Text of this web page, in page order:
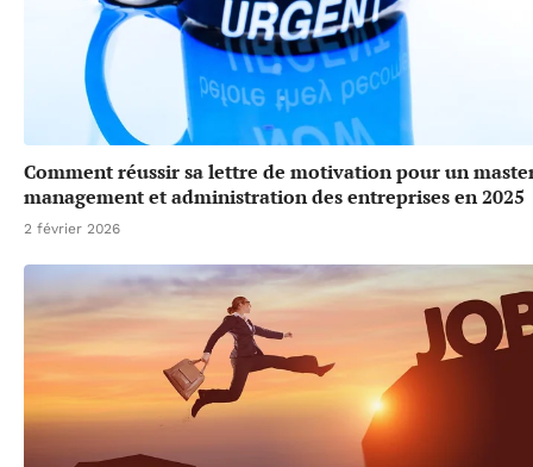
Comment réussir sa lettre de motivation pour un
management et administration des entreprises en 2025
2 février 2026